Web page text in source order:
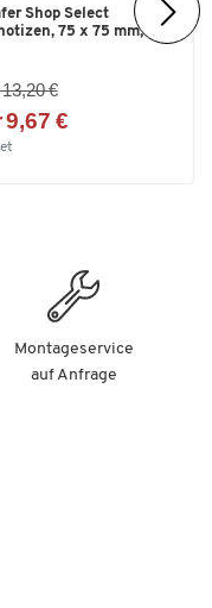
Shop Select
75 x 75 mm, 100
€
9,67 €
Montageservice
auf Anfrage